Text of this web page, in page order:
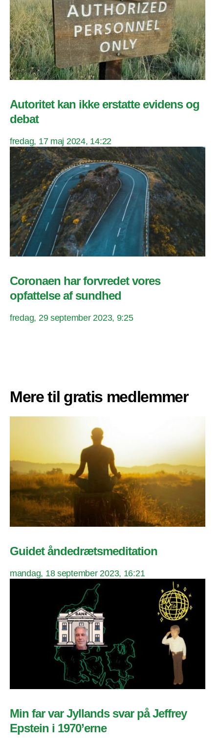
Autoritet kan ikke erstatte evidens og
debat
fredag, 17 maj 2024, 14:22
Coronaen har forvredet vores
opfattelse af sundhed
fredag, 29 september 2023, 9:25
Mere til gratis medlemmer
Guidet åndedrætsmeditation
mandag, 18 september 2023, 16:21
Min far var Jyllands svar på Jeffrey
Epstein i 1970’erne